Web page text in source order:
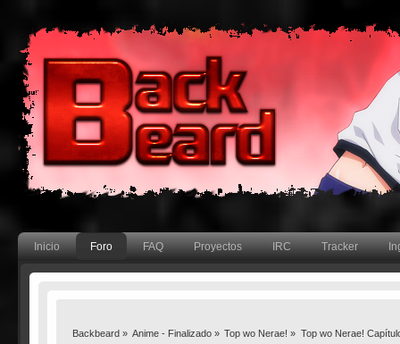
Inicio Foro FAQ Proyectos IRC Tracker
Backbeard» Anime - Finalizado » Top wo Nerae! » Top wo Nerae!